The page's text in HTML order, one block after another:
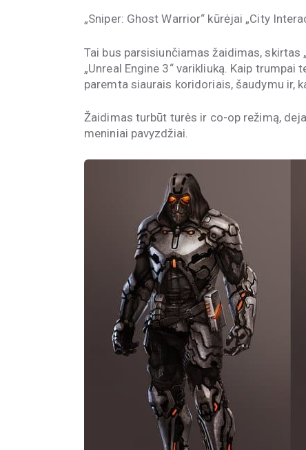
„Sniper: Ghost Warrior“ kūrėjai „City
Tai bus parsisiunčiamas žaidimas, skirtas
„Unreal Engine 3“ varikliuką. Kaip
paremta siaurais koridoriais, šaudymu ir,
Žaidimas turbūt turės ir co-op režimą,
meniniai pavyzdžiai.